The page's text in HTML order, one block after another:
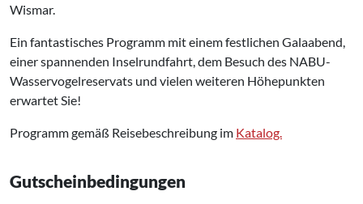
Wismar.
Ein fantastisches Programm mit einem festlichen Galaabend,
einer spannenden Inselrundfahrt, dem Besuch des NABU-
Wasservogelreservats und vielen weiteren Höhepunkten
erwartet Sie!
Programm gemäß Reisebeschreibung im Katalog.
Gutscheinbedingungen